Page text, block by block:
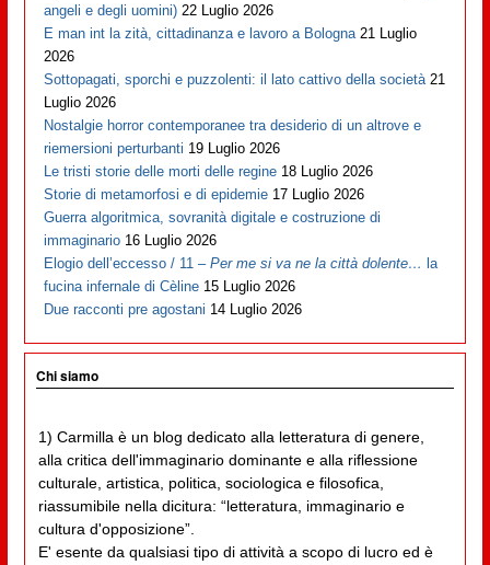
angeli e degli uomini) 22 Luglio 2026
E man int la zità, cittadinanza e lavoro a Bologna 21 Luglio
2026
Sottopagati, sporchi e puzzolenti: il lato cattivo della società 21
Luglio 2026
Nostalgie horror contemporanee tra desiderio di un altrove e
riemersioni perturbanti 19 Luglio 2026
Le tristi storie delle morti delle regine 18 Luglio 2026
Storie di metamorfosi e di epidemie 17 Luglio 2026
Guerra algoritmica, sovranità digitale e costruzione di
immaginario 16 Luglio 2026
Elogio dell’eccesso / 11 –Per me si va ne la città dolente… la
fucina infernale di Cèline 15 Luglio 2026
Due racconti pre agostani 14 Luglio 2026
Chi siamo
1) Carmilla è un blog dedicato alla letteratura di genere,
alla critica dell'immaginario dominante e alla riflessione
culturale, artistica, politica, sociologica e filosofica,
riassumibile nella dicitura: “letteratura, immaginario e
cultura d'opposizione”.
E' esente da qualsiasi tipo di attività a scopo di lucro ed è